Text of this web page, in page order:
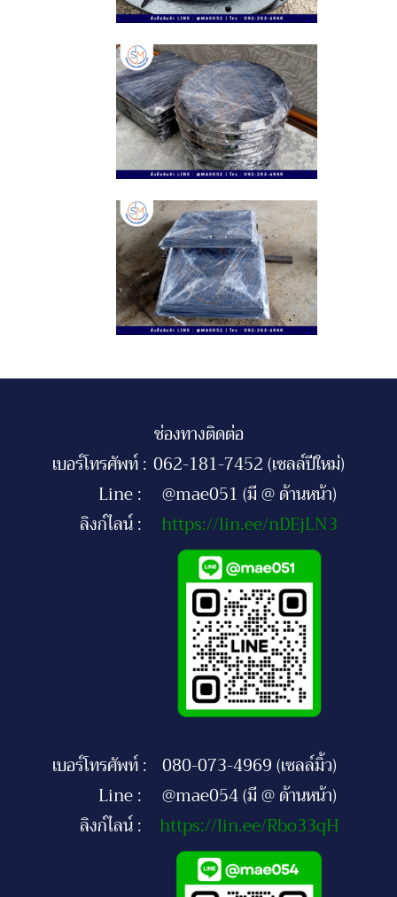
ช่องทางติดต่อ
เบอร์โทรศัพท์ : 062-181-7452 (เซลล์ปีใหม่)
Line :
@mae051 (มี @ ด้านหน้า)
ลิงก์ไลน์ :
https://lin.ee/nDEjLN3
เบอร์โทรศัพท์ : 080-073-4969 (เซลล์มิ้ว)
Line :
@mae054 (มี @ ด้านหน้า)
ลิงก์ไลน์ :
https://lin.ee/Rbo33qH